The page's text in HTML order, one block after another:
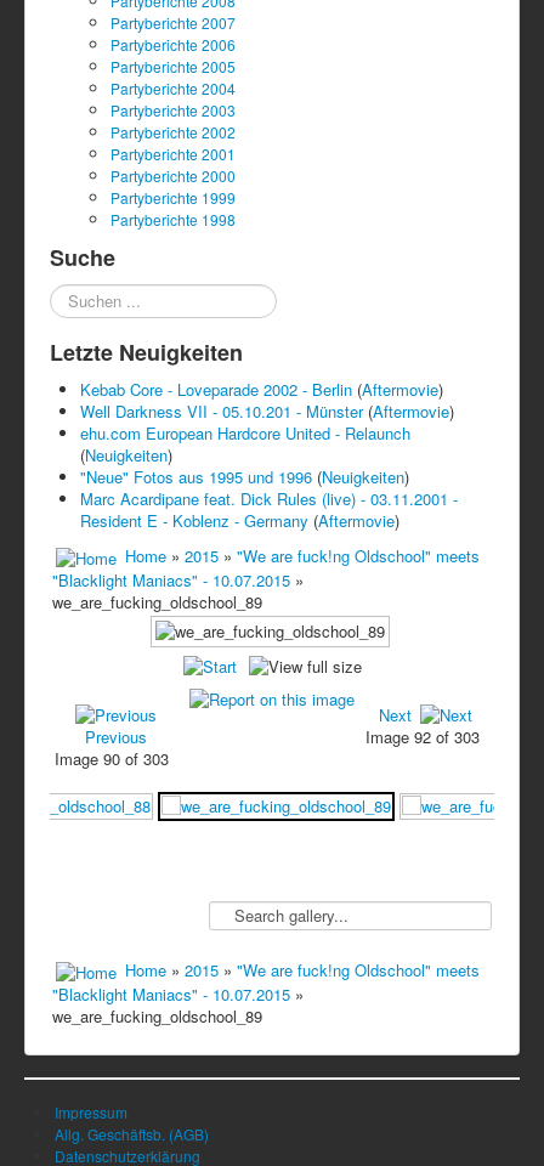
Partyberichte 2007
Partyberichte 2006
Partyberichte 2005
Partyberichte 2004
Partyberichte 2003
Partyberichte 2002
Partyberichte 2001
Partyberichte 2000
Partyberichte 1999
Partyberichte 1998
Suche
Suchen
...
Letzte Neuigkeiten
Kebab Core - Loveparade 2002 - Berlin (Aftermovie)
Well Darkness VII - 05.10.201 - Münster (Aftermovie)
ehu.com European Hardcore United - Relaunch
(Neuigkeiten)
"Neue" Fotos aus 1995 und 1996 (Neuigkeiten)
Marc Acardipane feat. Dick Rules (live) - 03.11.2001 -
Resident E - Koblenz - Germany (Aftermovie)
Home » 2015 » "We are fuck!ng Oldschool" meets
"Blacklight Maniacs" - 10.07.2015 »
we_are_fucking_oldschool_89
Previous
Image 90 of 303
Next
Image 92 of 303
Home » 2015 » "We are fuck!ng Oldschool" meets
"Blacklight Maniacs" - 10.07.2015 »
we_are_fucking_oldschool_89
Impressum
Allg. Geschäftsb. (AGB)
Datenschutzerklärung